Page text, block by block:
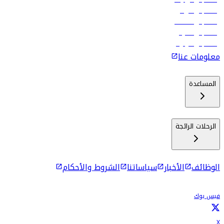
رحلات إلى الرياض
رحلات إلى مسقط
رحلات إلى ماليه
رحلات إلى كولومبو
معلومات عنا
المساعدة
الرحلات الرائجة
الوظائف الأخبار سياساتنا الشروط والأحكام
فيس بوك